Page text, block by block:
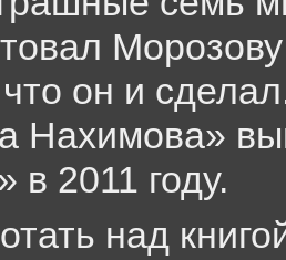
он и
Нахимова»
в 2011 году.
над